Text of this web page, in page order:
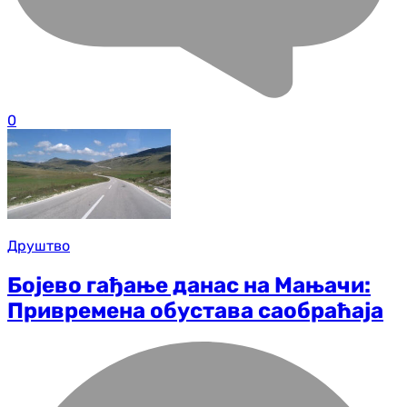
0
Друштво
Бојево гађање данас на Мањачи:
Привремена обустава саобраћаја